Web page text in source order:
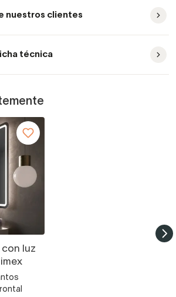
nuestros clientes
técnica
con luz